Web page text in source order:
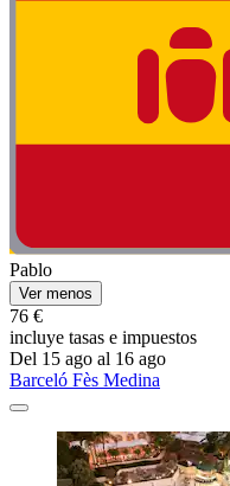
Pablo
Ver menos
76 €
incluye tasas e impuestos
Del 15 ago al 16 ago
Barceló Fès Medina